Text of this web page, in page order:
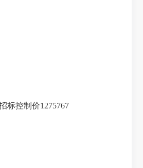
标控制价1275767